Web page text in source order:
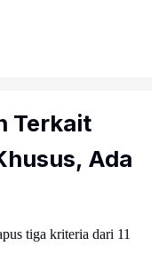
Terkait
Ada
tiga kriteria dari 11